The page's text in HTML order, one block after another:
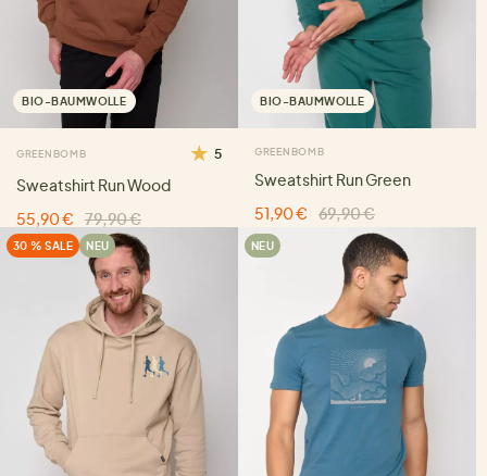
BIO-BAUMWOLLE
GREENBOMB 5
Sweatshirt Run Wood
55,90 €
79,90 €
BIO-BAUMWOLLE
GREENBOMB
Sweatshirt Run Green
51,90 €
69,90 €
30 % SALE NEU NEU